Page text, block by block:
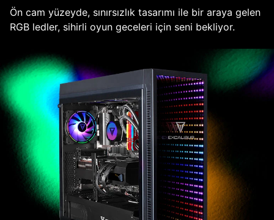
Ön cam yüzeyde, sınırsızlık tasarımı ile bir araya gelen
RGB ledler, sihirli oyun geceleri için seni bekliyor.